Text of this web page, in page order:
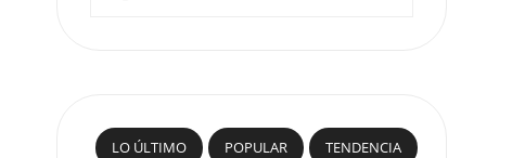
LO ÚLTIMO POPULAR TENDENCIA